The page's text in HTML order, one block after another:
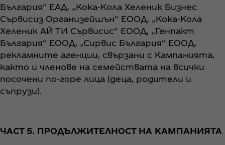
България“ ЕАД, „Кока-Кола Хеленик Бизнес
Сървисиз Организейшън“ ЕООД, „Кока-Кола
Хеленик АЙ ТИ Сървисис“ ЕООД, „Генпакт
България“ ЕООД, „Сирвис България“ ЕООД,
рекламните агенции, свързани с Кампанията,
както и членове на семействата на всички
посочени по-горе лица (деца, родители и
съпрузи).
ЧАСТ 5. ПРОДЪЛЖИТЕЛНОСТ НА КАМПАНИЯТА